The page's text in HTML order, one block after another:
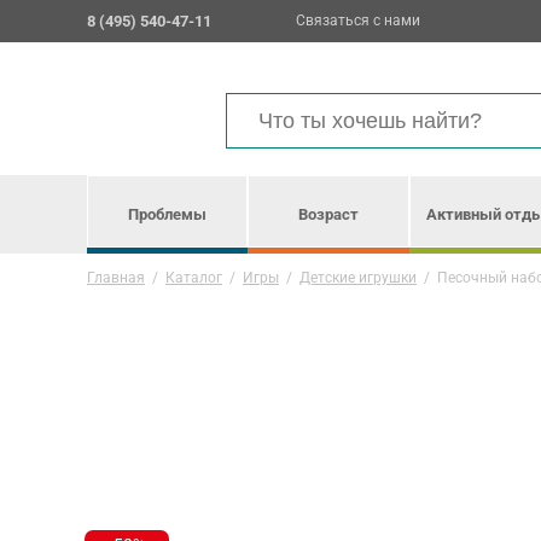
8 (495) 540-47-11 Связаться с нами
Проблемы Возраст Активный
Главная / Каталог / Игры / Детские игрушки / Песочный